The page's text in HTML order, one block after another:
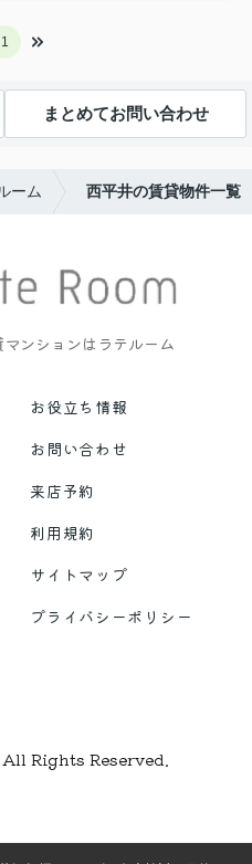
1
まとめてお問い合わせ
ーム 西平井の賃貸物件一覧
ンションはラテルーム
お役立ち情報
お問い合わせ
来店予約
利用規約
サイトマップ
プライバシーポリシー
All Rights Reserved.